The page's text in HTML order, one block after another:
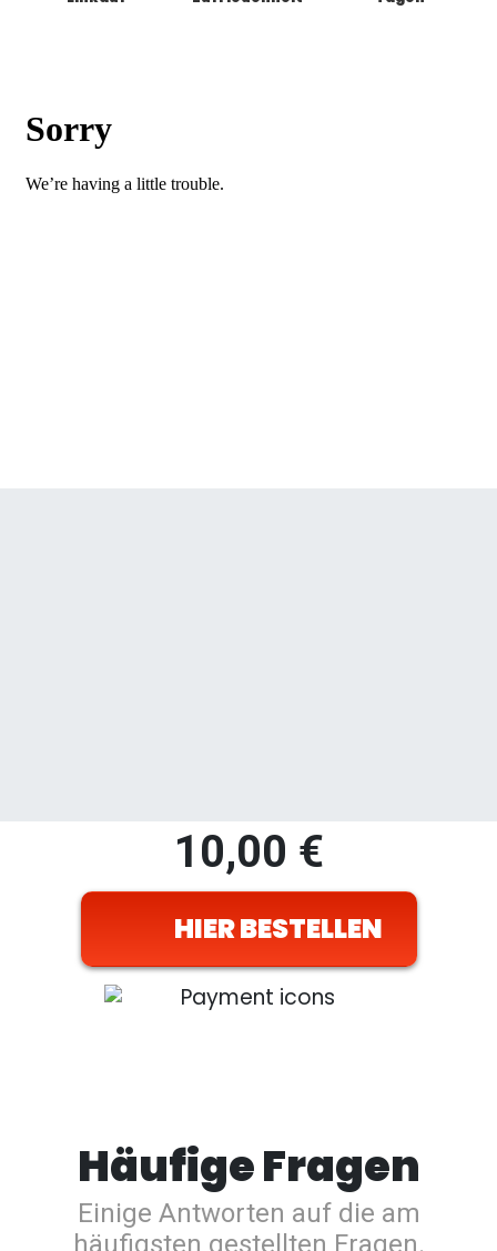
10,00 €
HIER BESTELLEN
Häufige Fragen
Einige Antworten auf die am
häufigsten gestellten Fragen.